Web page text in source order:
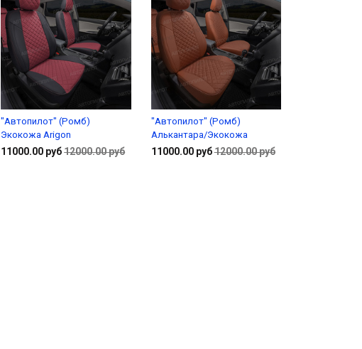
"Автопилот" (Ромб)
Экокожа Arigon
11000.00 руб12000.00 руб
"Автопилот" (Ромб)
Алькантара/Экокожа
11000.00 руб12000.00 руб